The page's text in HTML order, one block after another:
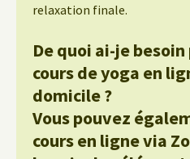
relaxation finale.
De quoi ai-je
cours de yoga en
domicile ?
Vous pouvez
cours en ligne via